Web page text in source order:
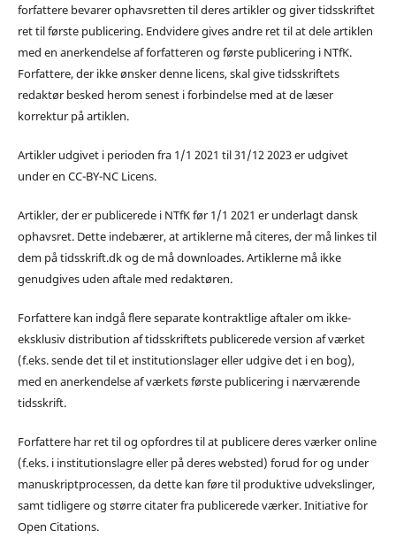
forfattere bevarer ophavsretten til deres artikler og giver tidsskriftet
ret til første publicering. Endvidere gives andre ret til at dele artiklen
med en anerkendelse af forfatteren og første publicering i NTfK.
Forfattere, der ikke ønsker denne licens, skal give tidsskriftets
redaktør besked herom senest i forbindelse med at de læser
korrektur på artiklen.
Artikler udgivet i perioden fra 1/1 2021 til 31/12 2023 er udgivet
under en CC-BY-NC Licens.
Artikler, der er publicerede i NTfK før 1/1 2021 er underlagt dansk
ophavsret. Dette indebærer, at artiklerne må citeres, der må linkes til
dem på tidsskrift.dk og de må downloades. Artiklerne må ikke
genudgives uden aftale med redaktøren.
Forfattere kan indgå flere separate kontraktlige aftaler om ikke-
eksklusiv distribution af tidsskriftets publicerede version af værket
(f.eks. sende det til et institutionslager eller udgive det i en bog),
med en anerkendelse af værkets første publicering i nærværende
tidsskrift.
Forfattere har ret til og opfordres til at publicere deres værker online
(f.eks. i institutionslagre eller på deres websted) forud for og under
manuskriptprocessen, da dette kan føre til produktive udvekslinger,
samt tidligere og større citater fra publicerede værker. Initiative for
Open Citations.